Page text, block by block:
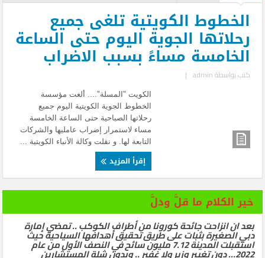
الخامسة-مساءً-بسبب-الاضراب
الخطوط الكويتية تلغى جميع
رحلاتها الجوية اليوم حتى الساعة
الخامسة مساءً بسبب الاضراب
كتب بواسطةadmin
|
الكويت "المسلة".... ألغت مؤسسة
الخطوط الجوية الكويتية اليوم جميع
رحلاتها الصباحية حتى الساعة الخامسة
مساء لاستمرار إضراب عامليها والشركات
التابعة لها. و نقلت وكالة الأنباء الكويتية ...
إقرأ المزيد
خير الكلام ما قلَّ ودلَّ
بعد ان انزاحت جائحة كورونا من أطراف الكوكب .. تمضي إمارة
دبي الصغيرة بثبات على طريق تحقيق أهدافها السياحية حيث
استقبلت المدينة 7.12 مليون سائح في النصف الأول من عام
2022… دون تغيير وزير ولا غفير .. وبدون شلة المستشارين